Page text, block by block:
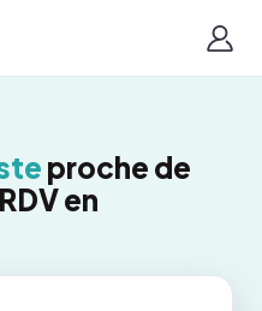
proche de
en